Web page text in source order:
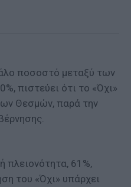
ποσοστό μεταξύ των
πιστεύει ότι το «Όχι»
Θεσμών, παρά την
πλειονότητα, 61%,
του «Όχι» υπάρχει